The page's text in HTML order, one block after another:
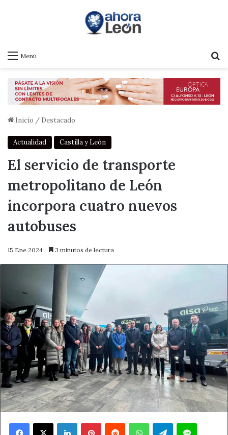
Menú
Inicio / Destacado
Actualidad Castilla y León
El servicio de transporte
metropolitano de León
incorpora cuatro nuevos
autobuses
15 Ene 2024 3 minutos de lectura
Facebook
X LinkedInPinterestReddit WhatsAppTelegramLine